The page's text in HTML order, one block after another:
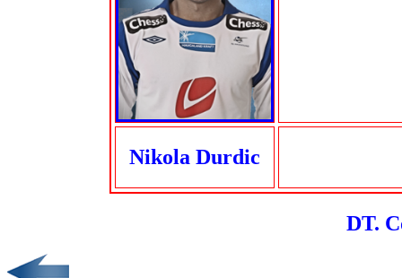
Nikola Durdic
DT.